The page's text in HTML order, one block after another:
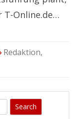
T-Online.de…
Redaktion,